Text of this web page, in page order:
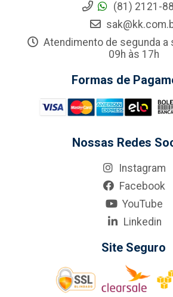
(81) 2121-
Atendimento de segunda a
09h às 17h
Formas de
Nossas Redes
Instagram
Facebook
YouTube
Linkedin
Site Seguro